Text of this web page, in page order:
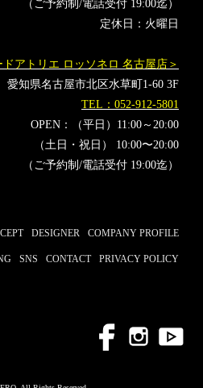
（ご予約制/電話受付 19:00迄）
定休日：火曜日
ドアトリエ ロッソネロ 名古屋店＞
愛知県名古屋市北区水草町1-60 3F
TEL：052-912-5801
OPEN：（平日）11:00～20:00
（土日・祝日） 10:00〜20:00
（ご予約制/電話受付 19:00迄）
DESIGNER COMPANY PROFILE
SNS CONTACT PRIVACY POLICY